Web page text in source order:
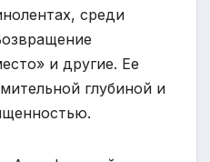
среди
и другие. Ее
глубиной и